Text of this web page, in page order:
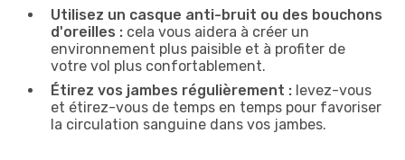
Utilisez un casque anti-bruit ou des bouchons
d'oreilles : cela vous aidera à créer un
environnement plus paisible et à profiter de
votre vol plus confortablement.
Étirez vos jambes régulièrement : levez-vous
et étirez-vous de temps en temps pour favoriser
la circulation sanguine dans vos jambes.